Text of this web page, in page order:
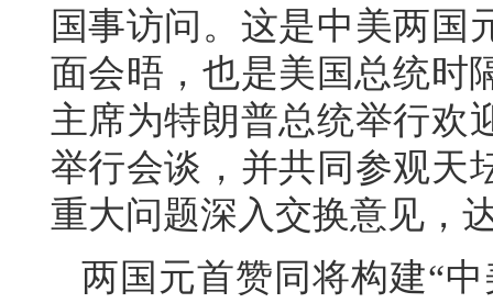
国事访问。这是中美两国
面会晤，也是美国总统时
主席为特朗普总统举行欢
举行会谈，并共同参观天
重大问题深入交换意见，
两国元首赞同将构建“